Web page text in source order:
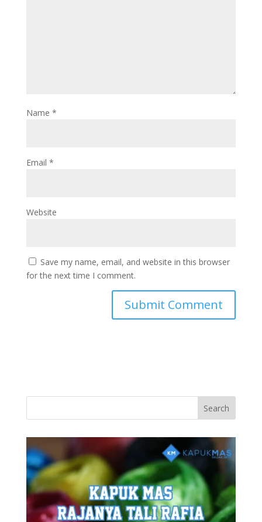
Name *
Email *
Website
Save my name, email, and website in this browser
for the next time I comment.